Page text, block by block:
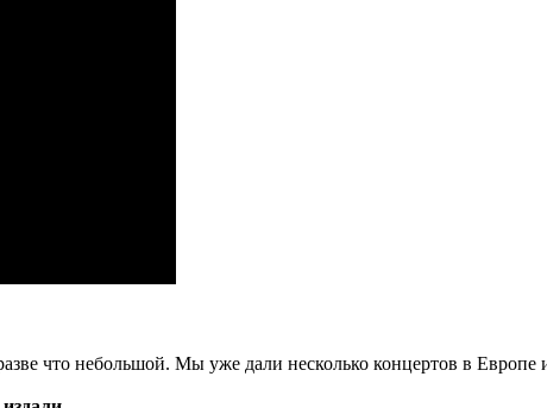
что небольшой. Мы уже дали несколько концертов в Европе